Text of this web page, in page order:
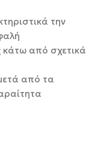
την
κάτω από σχετικά
από τα